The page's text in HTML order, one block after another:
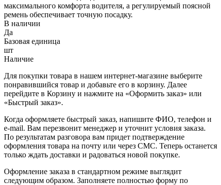
максимального комфорта водителя, а регулируемый поясной
ремень обеспечивает точную посадку.
В наличии
Да
Базовая единица
шт
Наличие
Для покупки товара в нашем интернет-магазине выберите
понравившийся товар и добавьте его в корзину. Далее
перейдите в Корзину и нажмите на «Оформить заказ» или
«Быстрый заказ».
Когда оформляете быстрый заказ, напишите ФИО, телефон и
e-mail. Вам перезвонит менеджер и уточнит условия заказа.
По результатам разговора вам придет подтверждение
оформления товара на почту или через СМС. Теперь останется
только ждать доставки и радоваться новой покупке.
Оформление заказа в стандартном режиме выглядит
следующим образом. Заполняете полностью форму по